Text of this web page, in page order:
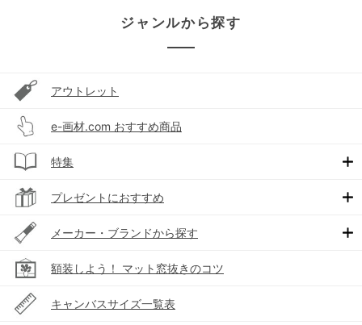
ジャンルから探す
アウトレット
e-画材.com おすすめ商品
特集
プレゼントにおすすめ
メーカー・ブランドから探す
額装しよう！ マット窓抜きのコツ
キャンバスサイズ一覧表